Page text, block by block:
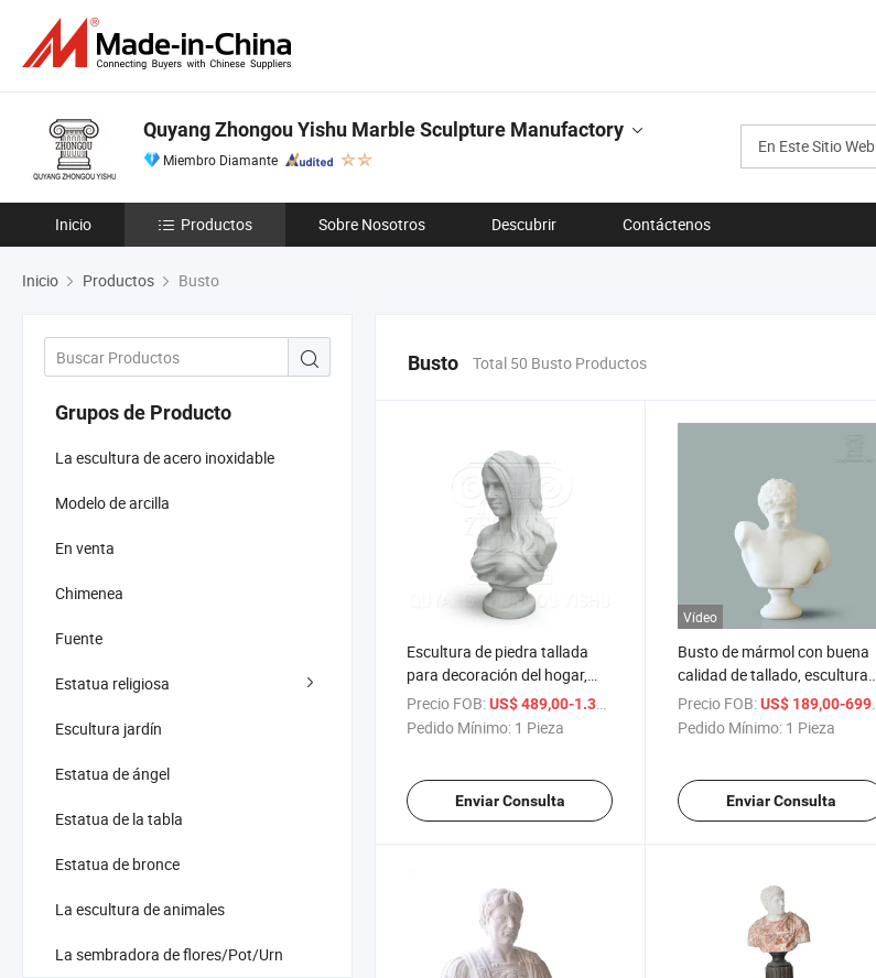
En Este Sitio Web
Quyang Zhongou Yishu Marble Sculpture Manufactory
Miembro Diamante
Inicio Productos Sobre Nosotros Descubrir Contáctenos
Inicio Productos Busto
Grupos de Producto
La escultura de acero inoxidable
Modelo de arcilla
En venta
Chimenea
Fuente
Estatua religiosa
Escultura jardín
Estatua de ángel
Estatua de la tabla
Estatua de bronce
La escultura de animales
La sembradora de flores/Pot/Urn
Busto Total 50 Busto Productos
Escultura de piedra tallada
para decoración del hogar,
busto de mármol blanco
Precio FOB:US$ 489,00-1.399,00
/ Pieza
Pedido Mínimo: 1 Pieza
Enviar Consulta
Vídeo
Busto de mármol con buena
calidad de tallado, escultura
de busto
Precio FOB: US$ 189,00-699,00
Pedido Mínimo: 1 Pieza
Enviar Consulta